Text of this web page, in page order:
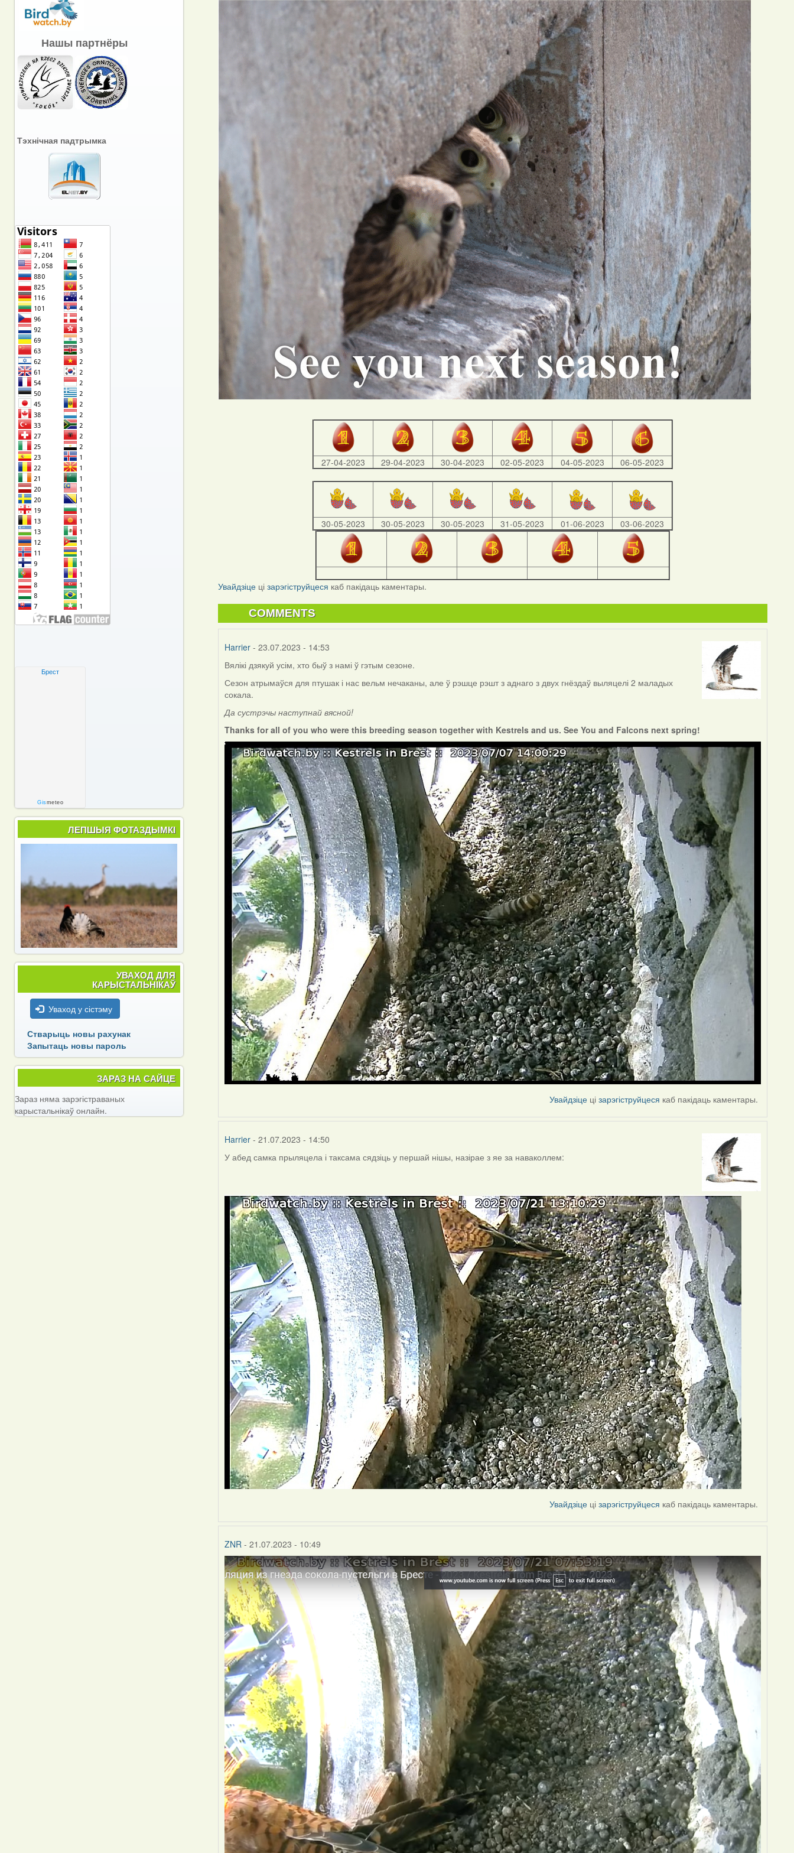
27-04-2023 29-04-2023 30-04-2023 02-05-2023 04-05-2023 06-05-2023
30-05-2023 30-05-2023 30-05-2023 31-05-2023 01-06-2023 03-06-2023
Увайдзіце цізарэгіструйцеся каб пакідаць каментары.
COMMENTS
Harrier - 23.07.2023 - 14:53
Вялікі дзякуй усім, хто быў з намі ў гэтым сезоне.
Сезон атрымаўся для птушак і нас вельм нечаканы, але ў рэшце рэшт з аднаго з двух гнёздаў выляцелі 2 маладых
сокала.
Да сустрэчы наступнай вясной!
Thanks for all of you who were this breeding season together with Kestrels and us. See You and Falcons next spring!
Увайдзіце цізарэгіструйцеся каб пакідаць каментары.
Harrier - 21.07.2023 - 14:50
У абед самка прыляцела і таксама сядзіць у першай нішы, назірае з яе за наваколлем:
Увайдзіце цізарэгіструйцеся каб пакідаць каментары.
ZNR - 21.07.2023 - 10:49
Нашы партнёры
Тэхнічная падтрымка
Брест
Gismeteo
ЛЕПШЫЯ ФОТАЗДЫМКІ
УВАХОД ДЛЯ
КАРЫСТАЛЬНІКАЎ
Уваход у сістэму
Стварыць новы рахунак
Запытаць новы пароль
ЗАРАЗ НА САЙЦЕ
Зараз няма зарэгістраваных
карыстальнікаў онлайн.